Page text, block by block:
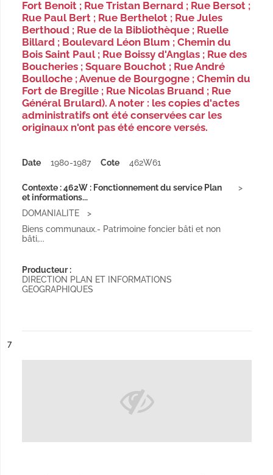
Fort Benoit ; Rue Tristan Bernard ; Rue Bersot ;
Rue Paul Bert ; Rue Berthelot ; Rue Jules
Berthoud ; Rue de la Bibliothèque ; Ruelle
Billard ; Boulevard Léon Blum ; Chemin du
Bois Saint Paul ; Rue Boissy d'Anglas ; Rue des
Boucheries ; Square Bouchot ; Rue André
Boulloche ; Avenue de Bourgogne ; Chemin du
Fort de Bregille ; Rue Nicolas Bruand ; Rue
Général Brulard). A noter : les copies d'actes
administratifs ont été conservées car les
originaux n'ont pas été encore versés.
Date 1980-1987 Cote 462W61
Contexte : 462W : Fonctionnement du service Plan
et informations...
DOMANIALITE
Biens communaux.- Patrimoine foncier bâti et non
bâti,...
Producteur :
DIRECTION PLAN ET INFORMATIONS
GEOGRAPHIQUES
n°
7